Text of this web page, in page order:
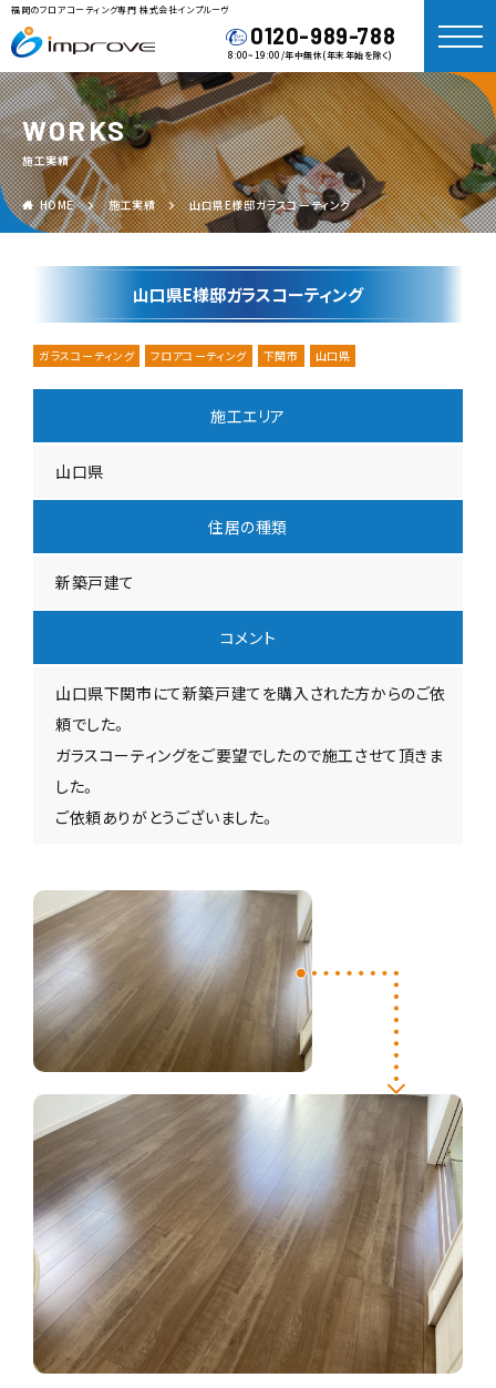
福岡のフロアコーティング専門 株式会社インプルーヴ
0120-989-788
8:00~19:00/年中無休(年末年始を除く)
WORKS
施工実績
HOME 施工実績 山口県E様邸ガラスコーティング
山口県E様邸ガラスコーティング
ガラスコーティング フロアコーティング 下関市 山口県
施工エリア
山口県
住居の種類
新築戸建て
コメント
山口県下関市にて新築戸建てを購入された方からのご依
頼でした。
ガラスコーティングをご要望でしたので施工させて頂きま
した。
ご依頼ありがとうございました。